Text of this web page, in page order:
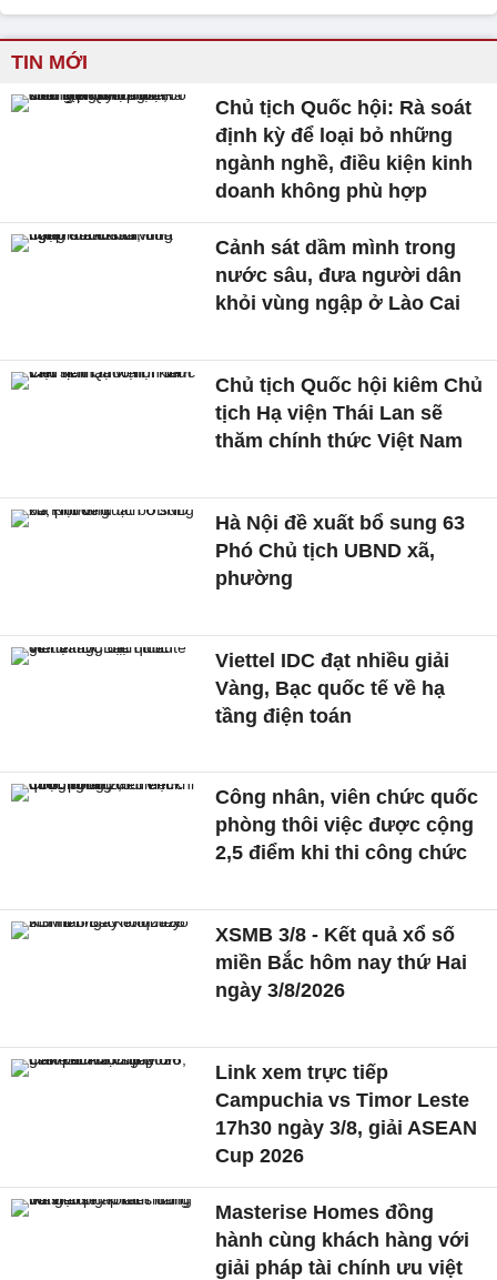
TIN MỚI
Chủ tịch Quốc hội: Rà soát
định kỳ để loại bỏ những
ngành nghề, điều kiện kinh
doanh không phù hợp
Cảnh sát dầm mình trong
nước sâu, đưa người dân
khỏi vùng ngập ở Lào Cai
Chủ tịch Quốc hội kiêm Chủ
tịch Hạ viện Thái Lan sẽ
thăm chính thức Việt Nam
Hà Nội đề xuất bổ sung 63
Phó Chủ tịch UBND xã,
phường
Viettel IDC đạt nhiều giải
Vàng, Bạc quốc tế về hạ
tầng điện toán
Công nhân, viên chức quốc
phòng thôi việc được cộng
2,5 điểm khi thi công chức
XSMB 3/8 - Kết quả xổ số
miền Bắc hôm nay thứ Hai
ngày 3/8/2026
Link xem trực tiếp
Campuchia vs Timor Leste
17h30 ngày 3/8, giải ASEAN
Cup 2026
Masterise Homes đồng
hành cùng khách hàng với
giải pháp tài chính ưu việt